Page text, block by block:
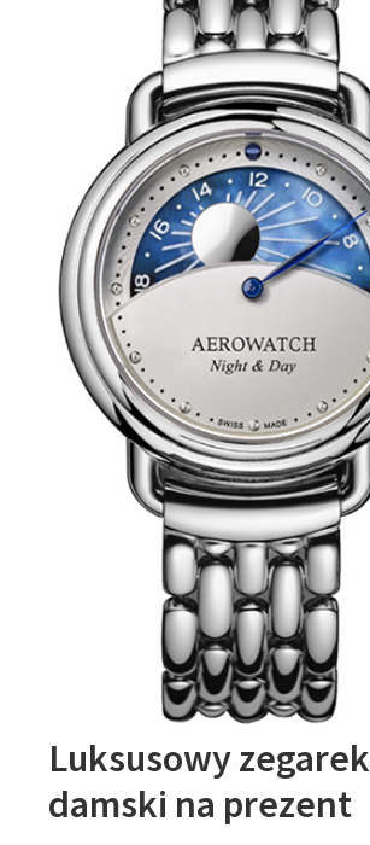
Luksusowy zegarek
damski na prezent